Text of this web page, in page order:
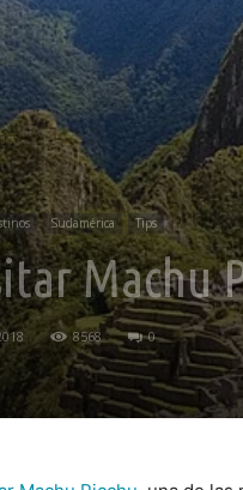
Sudamérica Tips
Machu
8568 0